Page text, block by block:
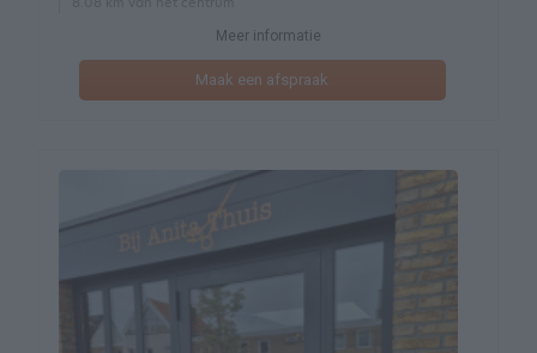
Meer informatie
Maak een afspraak